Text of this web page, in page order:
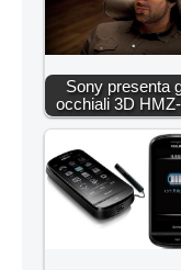
Sony presenta
occhiali 3D